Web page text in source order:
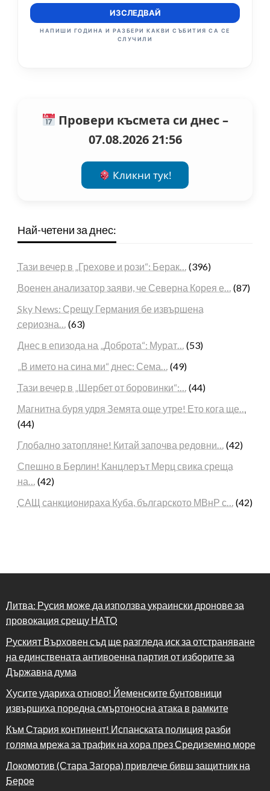
ИЗСЛЕДВАЙ
НАПИШИ ГОДИНА И РАЗБЕРИ КАКВИ СЪБИТИЯ СА СЕ
СЛУЧИЛИ
Провери късмета си днес –
07.08.2026 21:56
Кликни тук!
Най-четени за днес:
Тази вечер в „Грехове и рози“: Берак… (396)
Военен анализатор заяви, че Северна Корея е… (87)
Sky News: Срещу Германия бе извършена
сериозна… (63)
Днес в епизода на „Доброта“: Мурат… (53)
„В името на сина ми“ днес: Сема… (49)
Тази вечер в „Шербет от боровинки“:… (44)
Магнитна буря удря Земята още утре! Ето кога ще…
(44)
Глобално затопляне! Китай започва редовни… (42)
Спешно в Берлин! Канцлерът Мерц свика среща
на… (42)
САЩ санкционираха Куба, българското МВнР с… (42)
Литва: Русия може да използва украински дронове за
провокация срещу НАТО
Руският Върховен съд ще разгледа иск за отстраняване
на единствената антивоенна партия от изборите за
Държавна дума
Хусите удариха отново! Йеменските бунтовници
извършиха поредна смъртоносна атака в рамките
Към Стария континент! Испанската полиция разби
голяма мрежа за трафик на хора през Средиземно море
Локомотив (Стара Загора) привлече бивш защитник на
Берое